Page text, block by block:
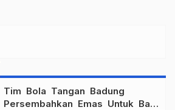
Tim Bola Tangan Badung
Persembahkan Emas Untuk Bali